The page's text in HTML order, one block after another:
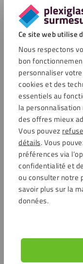
Ce site web utilise
Nous respectons
bon
personnaliser
cookies et des
essentiels au
la
des offres mieux
Vous pouvez
détails. Vous
préférences via
confidentialité et
ou consulter notre
savoir plus sur la
données.
Tutoriel 8 :
inégaux – créer
Nous vous montrons
triangle à côtés
pièce
avec Onshape